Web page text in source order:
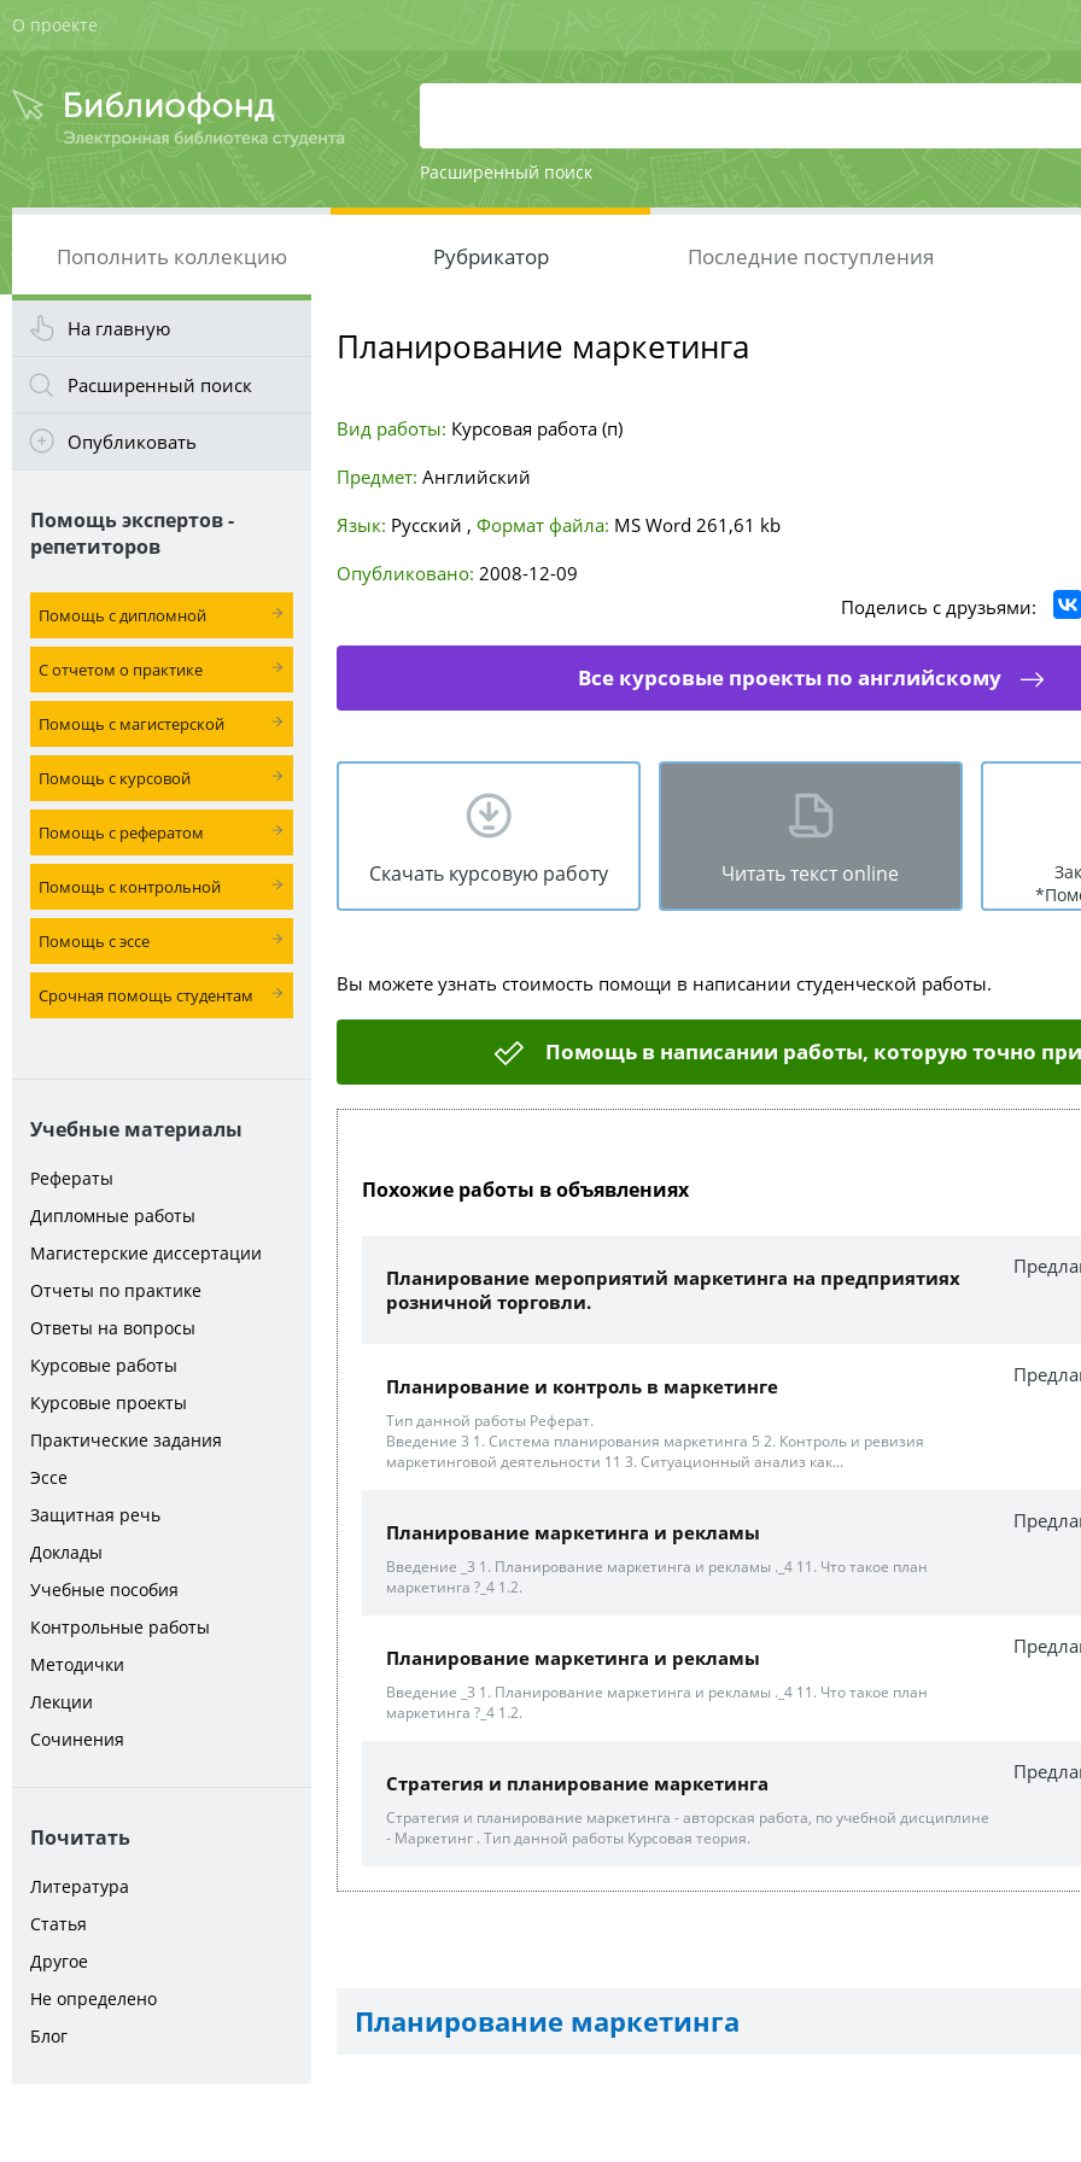
О проекте
Расширенный поиск
Пополнить коллекцию Рубрикатор Последние поступления
На главную
Расширенный поиск
Опубликовать
Помощь экспертов -
репетиторов
Помощь с дипломной
С отчетом о практике
Помощь с магистерской
Помощь с курсовой
Помощь с рефератом
Помощь с контрольной
Помощь с эссе
Срочная помощь студентам
Учебные материалы
Рефераты
Дипломные работы
Магистерские диссертации
Отчеты по практике
Ответы на вопросы
Курсовые работы
Курсовые проекты
Практические задания
Эссе
Защитная речь
Доклады
Учебные пособия
Контрольные работы
Методички
Лекции
Сочинения
Почитать
Литература
Статья
Другое
Не определено
Блог
Планирование маркетинга
Вид работы: Курсовая работа (п)
Предмет: Английский
Язык: Русский , Формат файла: MS Word 261,61 kb
Опубликовано: 2008-12-09
Поделись с друзьями:
Все курсовые проекты по английскому
Скачать курсовую работу Читать текст online
Вы можете узнать стоимость помощи в написании студенческой работы.
Помощь в написании работы, которую точно
Похожие работы в объявлениях
Планирование мероприятий маркетинга на предприятиях
розничной торговли.
Планирование и контроль в маркетинге
Тип данной работы Реферат.
Введение 3 1. Система планирования маркетинга 5 2. Контроль и ревизия
маркетинговой деятельности 11 3. Ситуационный анализ как...
Планирование маркетинга и рекламы
Введение _3 1. Планирование маркетинга и рекламы ._4 11. Что такое план
маркетинга ?_4 1.2.
Планирование маркетинга и рекламы
Введение _3 1. Планирование маркетинга и рекламы ._4 11. Что такое план
маркетинга ?_4 1.2.
Стратегия и планирование маркетинга
Стратегия и планирование маркетинга - авторская работа, по учебной дисциплине
- Маркетинг . Тип данной работы Курсовая теория.
Планирование маркетинга